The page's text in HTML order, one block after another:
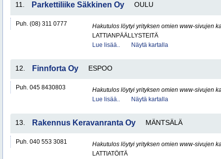
11. Parkettiliike Säkkinen Oy OULU
Puh. (08) 311 0777
Hakutulos löytyi yrityksen omien www-sivujen
LATTIANPÄÄLLYSTEITÄ
Lue lisää..
Näytä kartalla
12. Finnforta Oy ESPOO
Puh. 045 8430803
Hakutulos löytyi yrityksen omien www-sivujen
Lue lisää..
Näytä kartalla
13. Rakennus Keravanranta Oy MÄNTSÄLÄ
Puh. 040 553 3081
Hakutulos löytyi yrityksen omien www-sivujen
LATTIATÖITÄ